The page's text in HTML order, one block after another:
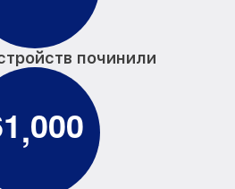
починили
1,000